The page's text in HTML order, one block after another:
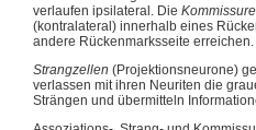
verlaufen ipsilateral. Die
(kontralateral) innerhalb eines
andere Rückenmarksseite erreichen.
Strangzellen (Projektionsneurone)
verlassen mit ihren Neuriten die
Strängen und übermitteln